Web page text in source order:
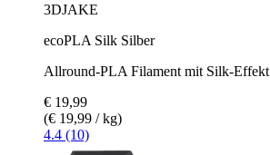
3DJAKE
ecoPLA Silk Silber
Allround-PLA Filament mit Silk-Effekt
€ 19,99
(€ 19,99 / kg)
4.4 (10)